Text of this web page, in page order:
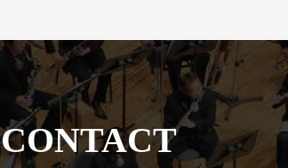
CONTACT